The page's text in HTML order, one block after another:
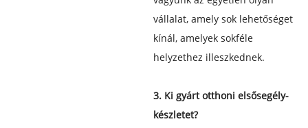
vállalat, amely sok lehetőséget
kínál, amelyek sokféle
helyzethez illeszkednek.
3. Ki gyárt otthoni elsősegély-
készletet?